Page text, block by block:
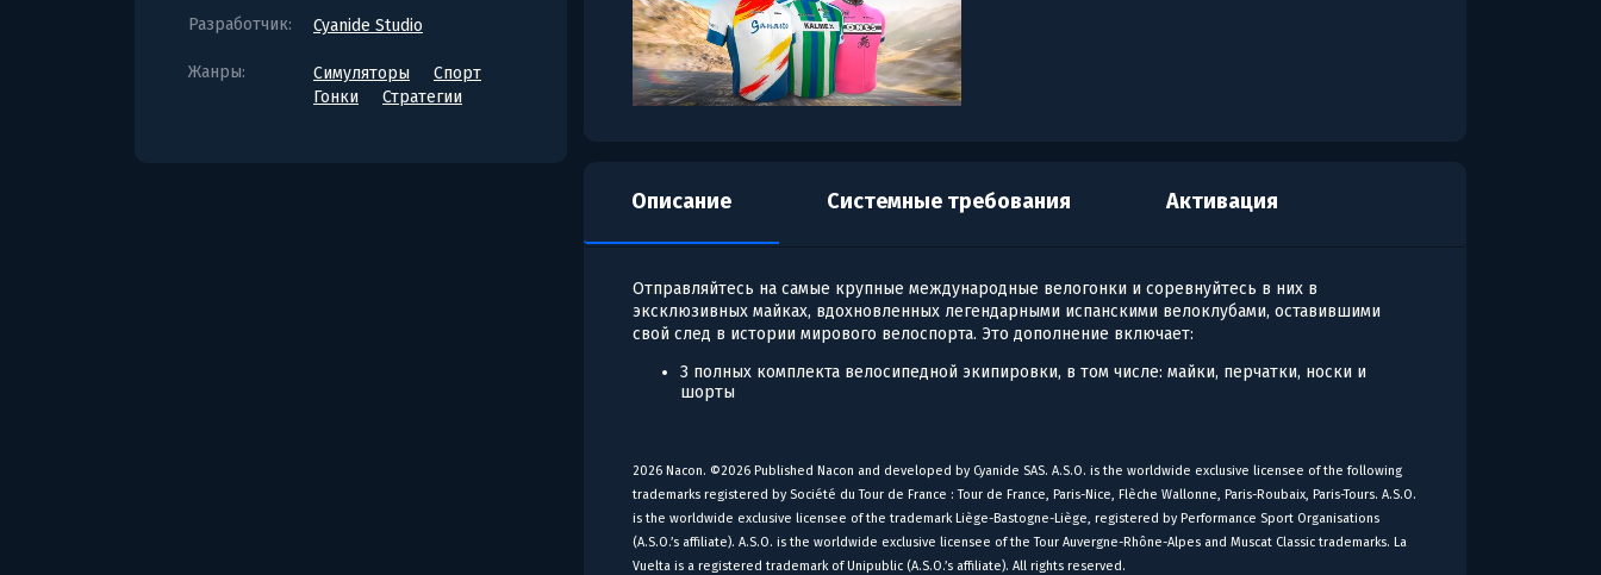
Разработчик: Cyanide Studio
Жанры: Симуляторы
Спорт
Гонки
Стратегии
Описание Системные требования Активация
Отправляйтесь на самые крупные международные велогонки и соревнуйтесь в них в
эксклюзивных майках, вдохновленных легендарными испанскими велоклубами, оставившими
свой след в истории мирового велоспорта. Это дополнение включает:
3 полных комплекта велосипедной экипировки, в том числе: майки, перчатки, носки и
шорты
2026 Nacon. ©2026 Published Nacon and developed by Cyanide SAS. A.S.O. is the worldwide exclusive licensee of the following
trademarks registered by Société du Tour de France : Tour de France, Paris-Nice, Flèche Wallonne, Paris-Roubaix, Paris-Tours. A.S.O.
is the worldwide exclusive licensee of the trademark Liège-Bastogne-Liège, registered by Performance Sport Organisations
(A.S.O.’s affiliate). A.S.O. is the worldwide exclusive licensee of the Tour Auvergne-Rhône-Alpes and Muscat Classic trademarks. La
Vuelta is a registered trademark of Unipublic (A.S.O.’s affiliate). All rights reserved.